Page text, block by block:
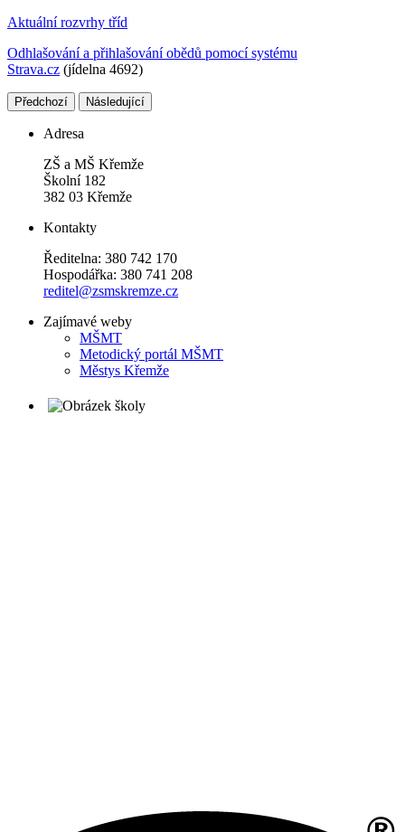
Aktuální rozvrhy tříd
Odhlašování a přihlašování obědů pomocí systému
Strava.cz (jídelna 4692)
Předchozí Následující
Adresa
ZŠ a MŠ Křemže
Školní 182
382 03 Křemže
Kontakty
Ředitelna: 380 742 170
Hospodářka: 380 741 208
reditel@zsmskremze.cz
Zajímavé weby
MŠMT
Metodický portál MŠMT
Městys Křemže